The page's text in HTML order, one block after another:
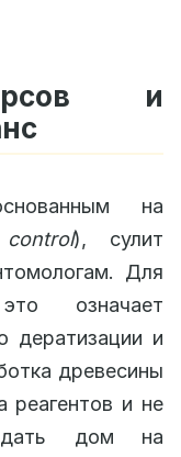
и
на
), сулит
Для
означает
дератизации и
древесины
реагентов и не
дом на